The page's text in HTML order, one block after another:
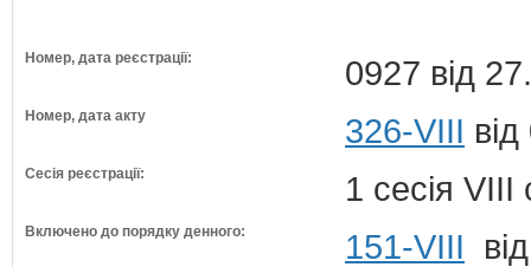
Номер, дата реєстрації: 0927 від
Номер, дата акту 326-VIII
Сесія реєстрації: 1 сесія VIII
Включено до порядку денного: 151-VIII